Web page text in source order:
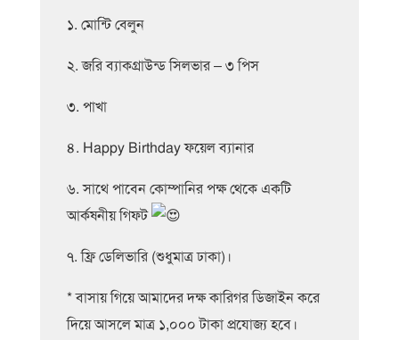
১. মোন্টি বেলুন
২. জরি ব্যাকগ্রাউন্ড সিলভার – ৩ পিস
৩. পাখা
৪. Happy Birthday ফয়েল ব্যানার
৬. সাথে পাবেন কোম্পানির পক্ষ থেকে একটি
আর্কষনীয় গিফট
৭. ফ্রি ডেলিভারি (শুধুমাত্র ঢাকা)।
* বাসায় গিয়ে আমাদের দক্ষ কারিগর ডিজাইন করে
দিয়ে আসলে মাত্র ১,০০০ টাকা প্রযোজ্য হবে।